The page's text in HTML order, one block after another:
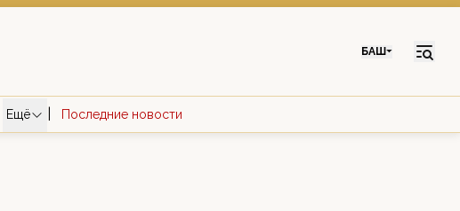
БАШ
Ещё Последние новости